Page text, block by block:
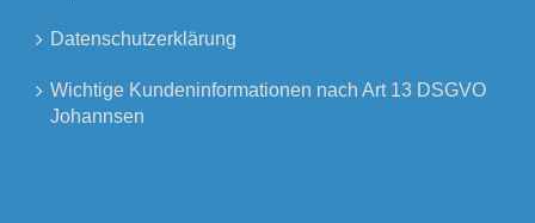
Datenschutzerklärung
Wichtige Kundeninformationen nach Art 13 DSGVO
Johannsen